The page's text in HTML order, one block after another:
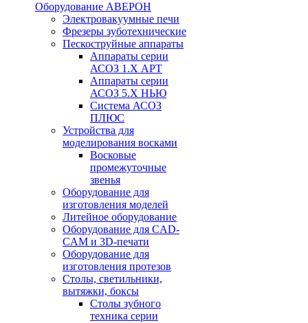
Оборудование АВЕРОН
Электровакуумные печи
Фрезеры зуботехнические
Пескоструйные аппараты
Аппараты серии
АСОЗ 1.Х АРТ
Аппараты серии
АСОЗ 5.Х НЬЮ
Система АСОЗ
ПЛЮС
Устройства для
моделирования восками
Восковые
промежуточные
звенья
Оборудование для
изготовления моделей
Литейное оборудование
Оборудование для CAD-
CAM и 3D-печати
Оборудование для
изготовления протезов
Cтолы, светильники,
вытяжки, боксы
Столы зубного
техника серии